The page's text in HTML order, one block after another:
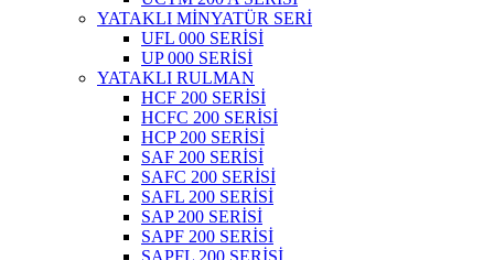
YATAKLI MİNYATÜR SERİ
UFL 000 SERİSİ
UP 000 SERİSİ
YATAKLI RULMAN
HCF 200 SERİSİ
HCFC 200 SERİSİ
HCP 200 SERİSİ
SAF 200 SERİSİ
SAFC 200 SERİSİ
SAFL 200 SERİSİ
SAP 200 SERİSİ
SAPF 200 SERİSİ